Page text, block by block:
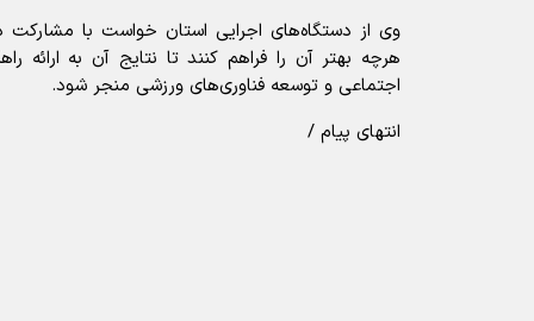
وی از دستگاه‌های اجرایی استان خواست با مشارکت
هرچه بهتر آن را فراهم کنند تا نتایج آن به ارائه
اجتماعی و توسعه فناوری‌های ورزشی منجر شود.
انتهای پیام /